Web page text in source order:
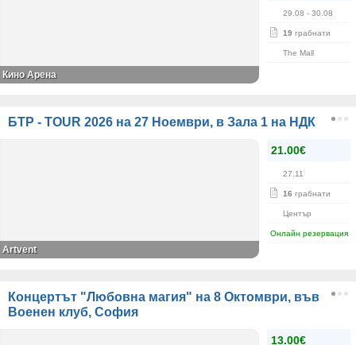
29.08 - 30.08
19 грабнати
The Mall
Кино Арена
БТР - TOUR 2026 на 27 Ноември, в Зала 1 на НДК
21.00€
27.11
16 грабнати
Център
Онлайн резервация
Artvent
Концертът "Любовна магия" на 8 Октомври, във
Военен клуб, София
13.00€